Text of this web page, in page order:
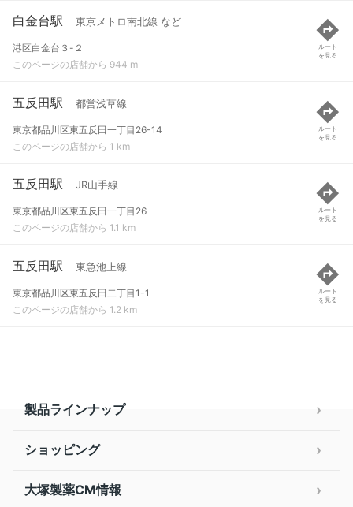
白金台駅 東京メトロ南北線 など
港区白金台３-２
このページの店舗から 944 m
ルート
を見る
五反田駅 都営浅草線
東京都品川区東五反田一丁目26-14
このページの店舗から 1 km
ルート
を見る
五反田駅 JR山手線
東京都品川区東五反田一丁目26
このページの店舗から 1.1 km
ルート
を見る
五反田駅 東急池上線
東京都品川区東五反田二丁目1-1
このページの店舗から 1.2 km
ルート
を見る
製品ラインナップ
ショッピング
大塚製薬CM情報